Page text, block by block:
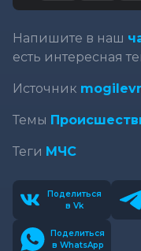
Напишите в наш
есть интересная
Источник
Темы
Теги МЧС
Поделиться
в Vk
Поделиться
в WhatsApp